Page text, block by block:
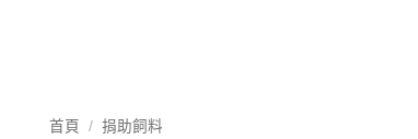
首頁 / 捐助飼料